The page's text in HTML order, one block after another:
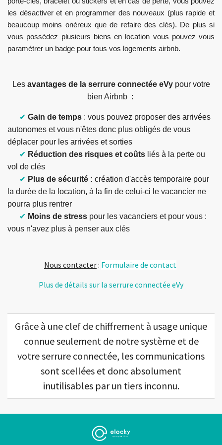
les désactiver et en programmer des nouveaux (plus rapide et
beaucoup moins onéreux que de refaire des clés). De plus si
vous possédez plusieurs biens en location vous pouvez vous
paramétrer un badge pour tous vos logements airbnb.
Les avantages de la serrure connectée eVy pour votre
bien Airbnb :
✔ Gain de temps : vous pouvez proposer des arrivées
autonomes et vous n'êtes donc plus obligés de vous
déplacer pour les arrivées et sorties
✔ Réduction des risques et coûts liés à la perte ou
vol de clés
✔ Plus de sécurité : création d'accès temporaire pour
la durée de la location, à la fin de celui-ci le vacancier ne
pourra plus rentrer
✔ Moins de stress pour les vacanciers et pour vous :
vous n'avez plus à penser aux clés
Nous contacter: Formulaire de contact
Plus de détails sur la serrure connectée eVy
Grâce à une clef de chiffrement à usage unique
connue seulement de notre système et de
votre serrure connectée, les communications
sont scellées et donc absolument
inutilisables par un tiers inconnu.